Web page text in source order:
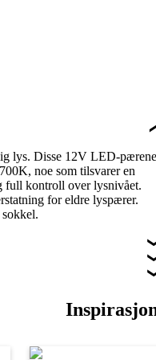
lys. Disse 12V LED-pærene
noe som tilsvarer en
full kontroll over lysnivået.
for eldre lyspærer.